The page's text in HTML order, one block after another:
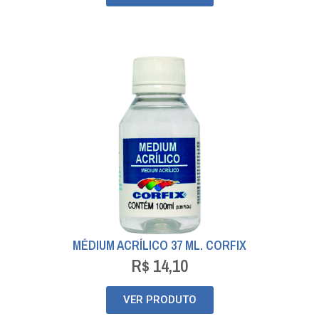
MÉDIUM ACRÍLICO 37 ML. CORFIX
R$ 14,10
VER PRODUTO